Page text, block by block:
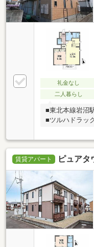
礼金なし
二人暮らし
■東北本線岩沼
■ツルハドラッ
賃貸アパート ピュアタ